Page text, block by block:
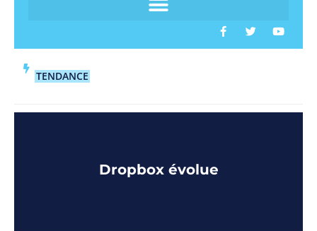
TENDANCE
Dropbox évolue